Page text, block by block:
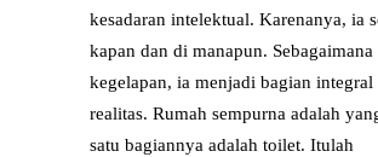
kesadaran intelektual. Karenanya, ia
kapan dan di manapun. Sebagaimana
kegelapan, ia menjadi bagian integral
realitas. Rumah sempurna adalah
satu bagiannya adalah toilet. Itulah